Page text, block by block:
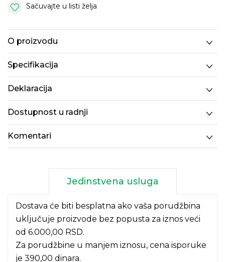
Sačuvajte u listi želja
O proizvodu
Specifikacija
Deklaracija
Dostupnost u radnji
Komentari
Jedinstvena usluga
Dostava će biti besplatna ako vaša porudžbina
uključuje proizvode bez popusta za iznos veći
od 6.000,00 RSD.
Za porudžbine u manjem iznosu, cena isporuke
je 390,00 dinara.